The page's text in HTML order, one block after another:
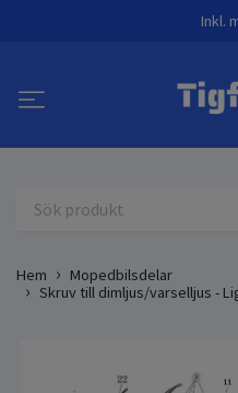
Inkl.
Hem
Mopedbilsdelar
Skruv till dimljus/varselljus -